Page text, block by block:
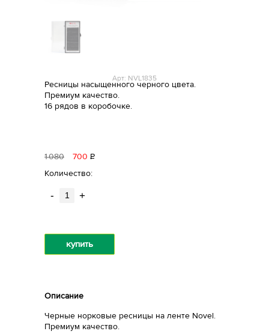
Арт: NVL1835
Ресницы насыщенного черного цвета.
Премиум качество.
16 рядов в коробочке.
1080 700 Р
Количество:
- +
купить
Описание
Черные норковые ресницы на ленте Novel.
Премиум качество.